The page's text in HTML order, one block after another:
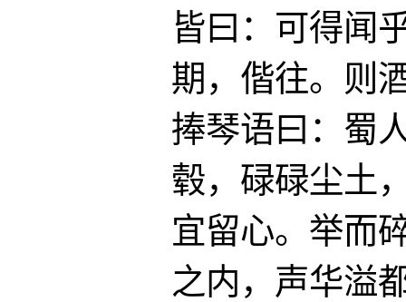
皆曰：可得闻
期，偕往。则
捧琴语曰：蜀
毂，碌碌尘土
宜留心。举而
之内，声华溢